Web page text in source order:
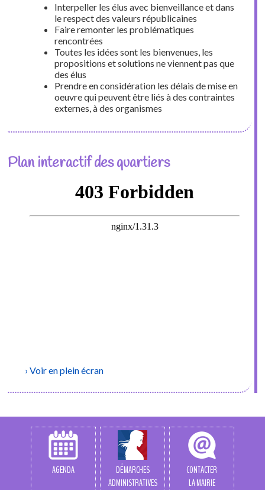
Interpeller les élus avec bienveillance et dans
le respect des valeurs républicaines
Faire remonter les problématiques
rencontrées
Toutes les idées sont les bienvenues, les
propositions et solutions ne viennent pas que
des élus
Prendre en considération les délais de mise en
oeuvre qui peuvent être liés à des contraintes
externes, à des organismes
Plan interactif des quartiers
Voir en plein écran
AGENDA
DÉMARCHES
ADMINISTRATIVES
CONTACTER
LA MAIRIE